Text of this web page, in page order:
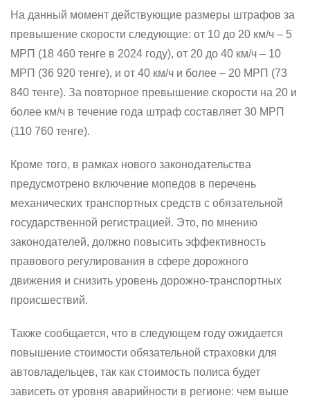
На данный момент действующие размеры штрафов за
превышение скорости следующие: от 10 до 20 км/ч – 5
МРП (18 460 тенге в 2024 году), от 20 до 40 км/ч – 10
МРП (36 920 тенге), и от 40 км/ч и более – 20 МРП (73
840 тенге). За повторное превышение скорости на 20 и
более км/ч в течение года штраф составляет 30 МРП
(110 760 тенге).
Кроме того, в рамках нового законодательства
предусмотрено включение мопедов в перечень
механических транспортных средств с обязательной
государственной регистрацией. Это, по мнению
законодателей, должно повысить эффективность
правового регулирования в сфере дорожного
движения и снизить уровень дорожно-транспортных
происшествий.
Также сообщается, что в следующем году ожидается
повышение стоимости обязательной страховки для
автовладельцев, так как стоимость полиса будет
зависеть от уровня аварийности в регионе: чем выше